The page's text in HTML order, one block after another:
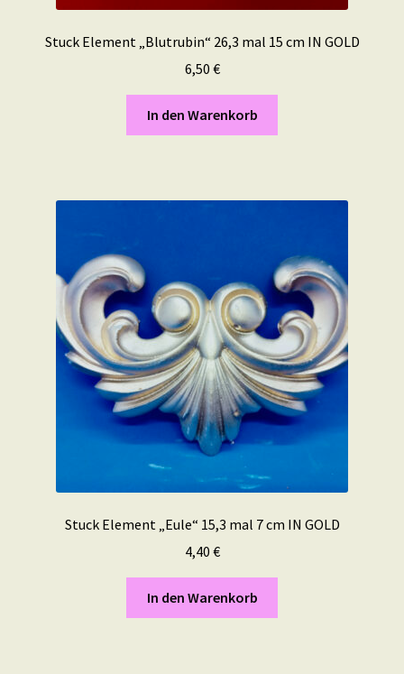
Stuck Element „Blutrubin“ 26,3 mal 15 cm IN GOLD
6,50 €
In den Warenkorb
Stuck Element „Eule“ 15,3 mal 7 cm IN GOLD
4,40 €
In den Warenkorb